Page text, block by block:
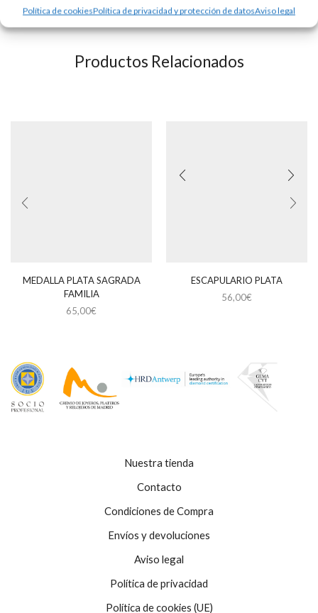
Política de cookiesPolítica de privacidad y protección de datosAviso legal
Consultar precio y disponibilidad.
Productos Relacionados
MEDALLA PLATA SAGRADA
FAMILIA
65,00€
ESCAPULARIO PLATA
56,00€
Nuestra tienda
Contacto
Condiciones de Compra
Envíos y devoluciones
Aviso legal
Política de privacidad
Política de cookies (UE)